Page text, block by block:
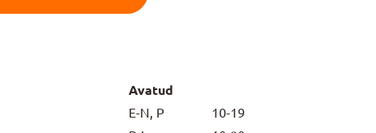
Avatud
E-N, P
10-19